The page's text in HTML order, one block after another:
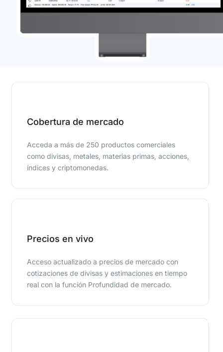
Cobertura de mercado
Acceda a más de 250 productos comerciales
como divisas, metales, materias primas, acciones,
índices y criptomonedas.
Precios en vivo
Acceso actualizado a precios de mercado con
cotizaciones de divisas y estimaciones en tiempo
real con la función Profundidad de mercado.